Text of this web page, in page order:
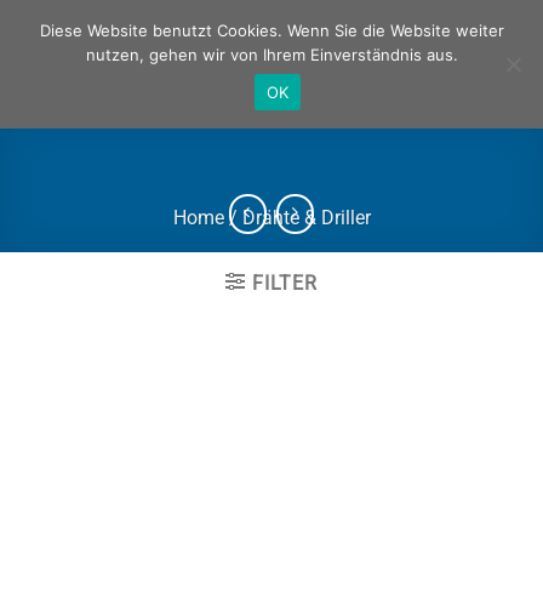
Inhalt
Home / Drähte & Driller
FILTER
Diese Website benutzt Cookies. Wenn Sie die Website weiter
nutzen, gehen wir von Ihrem Einverständnis aus.
OK